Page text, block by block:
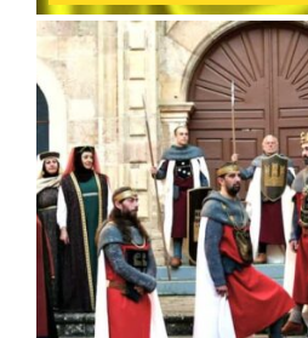
Feria del Vino de Toro
“Otros Vinos de Toro”